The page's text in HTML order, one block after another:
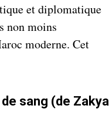
et diplomatique
non moins
moderne. Cet
sang (de Zakya